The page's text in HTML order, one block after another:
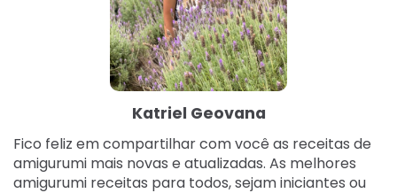
Katriel Geovana
Fico feliz em compartilhar com você as receitas de
amigurumi mais novas e atualizadas. As melhores
amigurumi receitas para todos, sejam iniciantes ou